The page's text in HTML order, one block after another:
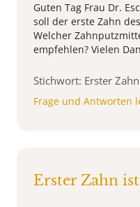
Guten Tag Frau Dr.
soll der erste Zahn
Welcher
empfehlen? Vielen
Stichwort: Erster Zahn
Frage und Antworten
Erster Zahn